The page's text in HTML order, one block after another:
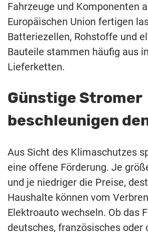
Fahrzeuge und Komponenten
Europäischen Union fertigen
Batteriezellen, Rohstoffe und
Bauteile stammen häufig aus
Lieferketten.
Günstige Stromer
beschleunigen
Aus Sicht des Klimaschutzes
eine offene Förderung. Je
und je niedriger die Preise,
Haushalte können vom
Elektroauto wechseln. Ob das
deutsches, französisches oder